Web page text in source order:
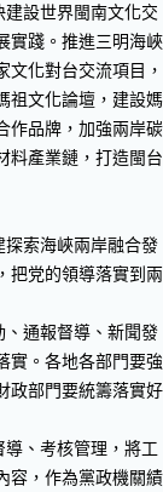
設世界閩南文化交
實踐。推進三明海峽
文化對台交流項目，
祖文化論壇，建設媽
作品牌，加強兩岸碳
料產業鏈，打造閩台
索海峽兩岸融合發
把党的領導落實到兩
通報督導、新聞發
實。各地各部門要強
政部門要統籌落實好
、考核管理，將工
容，作為黨政機關績